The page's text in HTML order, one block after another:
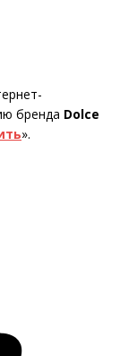
бренда Dolce
».